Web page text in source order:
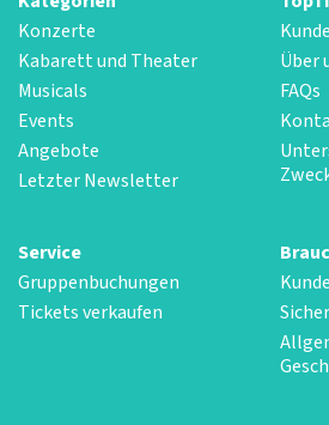
Konzerte
Kabarett und Theater
Musicals
Events
Angebote
Letzter Newsletter
Über
FAQs
Service
Gruppenbuchungen
Tickets verkaufen